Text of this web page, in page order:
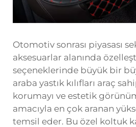
Otomotiv sonrası piyasası
aksesuarlar alanında
seçeneklerinde büyük bir
araba yastık kılıfları araç
korumayı ve estetik
amacıyla en çok aranan
temsil eder. Bu özel koltuk